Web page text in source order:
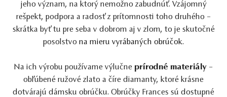
jeho význam, na ktorý nemožno zabudnúť. Vzájomný
rešpekt, podpora a radosť z prítomnosti toho druhého –
skrátka byť tu pre seba v dobrom aj v zlom, to je skutočné
posolstvo na mieru vyrábaných obrúčok.
Na ich výrobu používame výlučne prírodné materiály–
obľúbené ružové zlato a číre diamanty, ktoré krásne
dotvárajú dámsku obrúčku. Obrúčky Frances sú dostupné